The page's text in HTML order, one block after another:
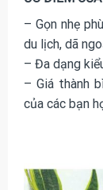
– Gọn nhẹ
du lịch, dã
– Đa dạng
– Giá thành
của các bạn